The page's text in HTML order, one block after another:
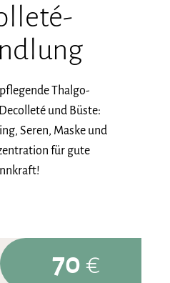
Thalgo-
und Büste:
Seren, Maske und
für gute
70 €